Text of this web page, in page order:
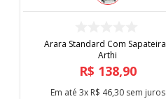
Capa de Cadeira Malha
Estampada
R$ 19,90
Em até 1x R$ 19,90sem juros